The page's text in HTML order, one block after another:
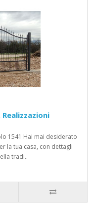
Realizzazioni
1541 Hai mai desiderato
la tua casa, con dettagli
tradi..